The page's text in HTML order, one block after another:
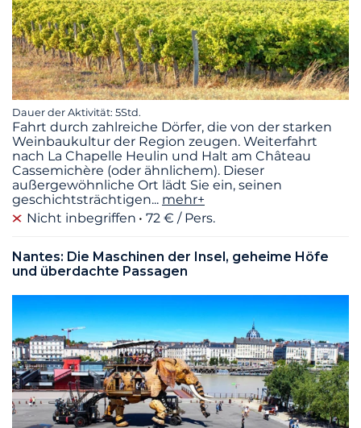
Dauer der Aktivität: 5Std.
Fahrt durch zahlreiche Dörfer, die von der starken
Weinbaukultur der Region zeugen. Weiterfahrt
nach La Chapelle Heulin und Halt am Château
Cassemichère (oder ähnlichem). Dieser
außergewöhnliche Ort lädt Sie ein, seinen
geschichtsträchtigen... mehr+
Nicht inbegriffen
72 € / Pers.
Nantes: Die Maschinen der Insel, geheime Höfe
und überdachte Passagen